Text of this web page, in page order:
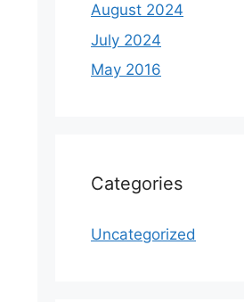
August 2024
July 2024
May 2016
Categories
Uncategorized